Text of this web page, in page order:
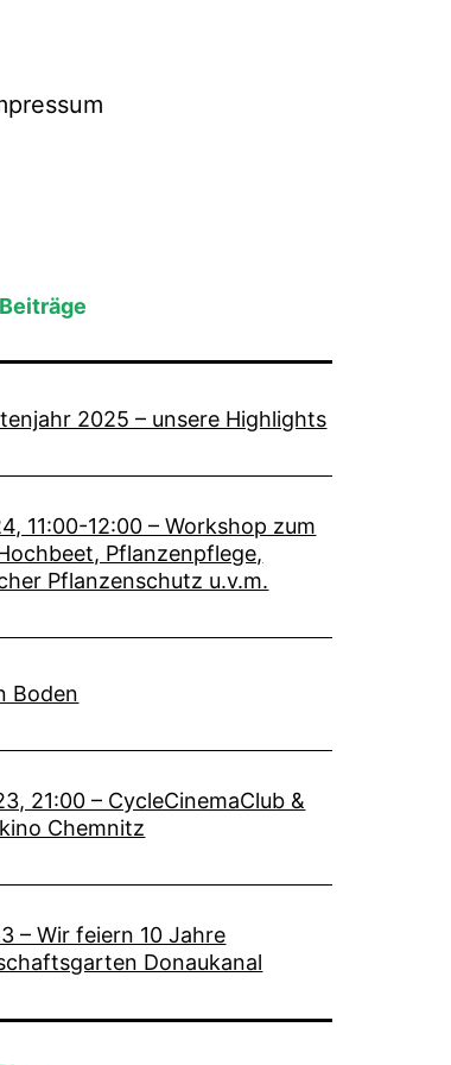
2025 – unsere Highlights
11:00-12:00 – Workshop zum
Pflanzenpflege,
Pflanzenschutz u.v.m.
Boden
21:00 – CycleCinemaClub &
Chemnitz
– Wir feiern 10 Jahre
Donaukanal